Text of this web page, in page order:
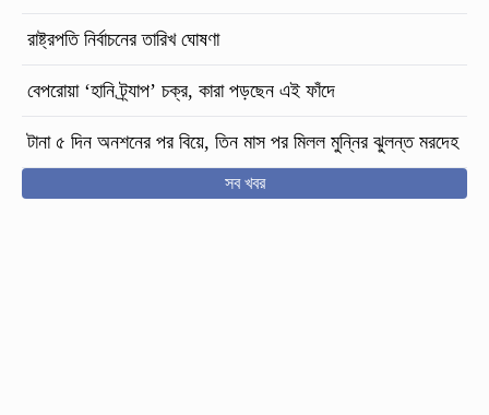
রাষ্ট্রপতি নির্বাচনের তারিখ ঘোষণা
বেপরোয়া ‘হানি ট্র্যাপ’ চক্র, কারা পড়ছেন এই ফাঁদে
টানা ৫ দিন অনশনের পর বিয়ে, তিন মাস পর মিলল মুন্নির ঝুলন্ত মরদেহ
সব খবর